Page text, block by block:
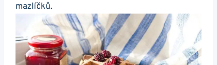
mazlíčků.